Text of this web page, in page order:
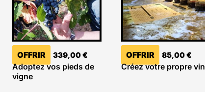
OFFRIR 339,00€
Adoptez vos pieds de
vigne
OFFRIR 85,00€
Créez votre propre vin